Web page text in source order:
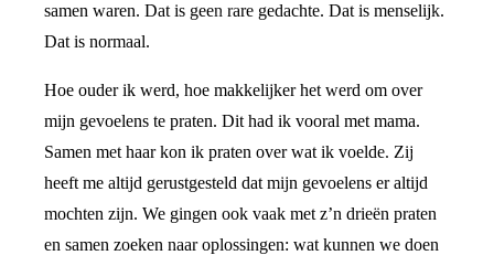
samen waren. Dat is geen rare gedachte. Dat is menselijk.
Dat is normaal.
Hoe ouder ik werd, hoe makkelijker het werd om over
mijn gevoelens te praten. Dit had ik vooral met mama.
Samen met haar kon ik praten over wat ik voelde. Zij
heeft me altijd gerustgesteld dat mijn gevoelens er altijd
mochten zijn. We gingen ook vaak met z’n drieën praten
en samen zoeken naar oplossingen: wat kunnen we doen